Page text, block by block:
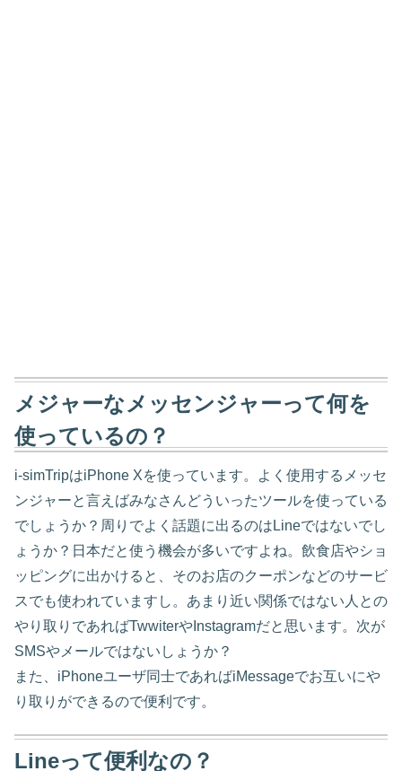
メジャーなメッセンジャーって何を
使っているの？
i-simTripはiPhone Xを使っています。よく使用するメッセ
ンジャーと言えばみなさんどういったツールを使っている
でしょうか？周りでよく話題に出るのはLineではないでし
ょうか？日本だと使う機会が多いですよね。飲食店やショ
ッピングに出かけると、そのお店のクーポンなどのサービ
スでも使われていますし。あまり近い関係ではない人との
やり取りであればTwwiterやInstagramだと思います。次が
SMSやメールではないしょうか？
また、iPhoneユーザ同士であればiMessageでお互いにや
り取りができるので便利です。
Lineって便利なの？